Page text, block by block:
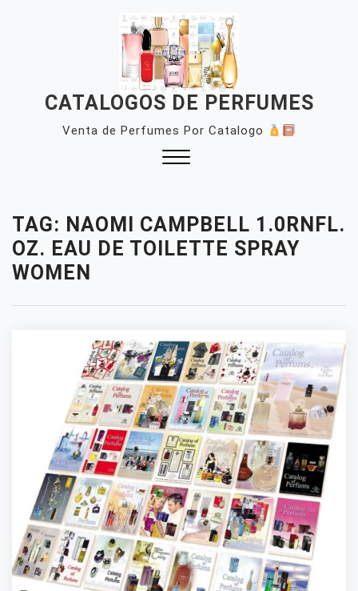
CATALOGOS DE PERFUMES
Venta de Perfumes Por Catalogo
TAG: NAOMI CAMPBELL 1.0RNFL.
OZ. EAU DE TOILETTE SPRAY
WOMEN